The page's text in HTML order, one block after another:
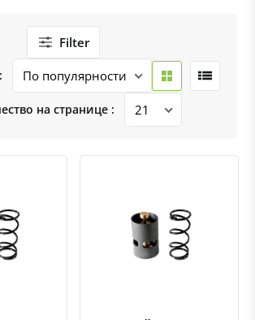
Filter
на странице :
к сравнению
Добавить в избранное Быстрый просмотрДобавить к сравнению
Добавить в избранное